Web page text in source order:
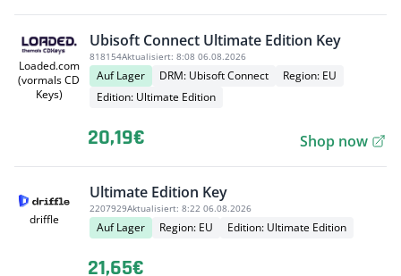
Loaded.com
(vormals CD
Keys)
Ubisoft Connect Ultimate Edition Key
818154Aktualisiert: 8:08 06.08.2026
Auf Lager DRM: Ubisoft Connect
Region: EU
Edition: Ultimate Edition
20,19€ Shop now
driffle
Ultimate Edition Key
2207929Aktualisiert: 8:22 06.08.2026
Auf Lager Region: EU Edition: Ultimate Edition
21,65€